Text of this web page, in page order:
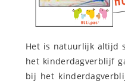
Het is natuurlijk altijd
het kinderdagverblijf
bij het